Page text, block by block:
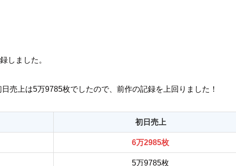
しました。
売上は5万9785枚でしたので、前作の記録を上回りました！
初日売上
6万2985枚
5万9785枚